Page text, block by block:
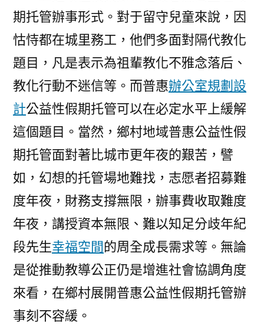
期托管辦事形式。對于留守兒童來說，因
怙恃都在城里務工，他們多面對隔代教化
題目，凡是表示為祖輩教化不雅念落后、
教化行動不迷信等。而普惠辦公室規劃設
計公益性假期托管可以在必定水平上緩解
這個題目。當然，鄉村地域普惠公益性假
期托管面對著比城市更年夜的艱苦，譬
如，幻想的托管場地難找，志愿者招募難
度年夜，財務支撐無限，辦事費收取難度
年夜，講授資本無限、難以知足分歧年紀
段先生幸福空間的周全成長需求等。無論
是從推動教導公正仍是增進社會協調角度
來看，在鄉村展開普惠公益性假期托管辦
事刻不容緩。